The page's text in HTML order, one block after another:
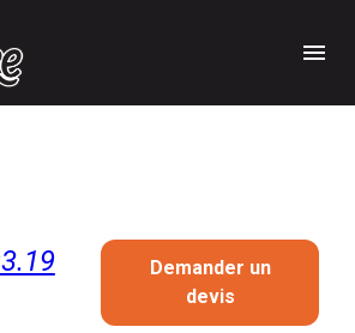
menu
Demander un
devis
cookies